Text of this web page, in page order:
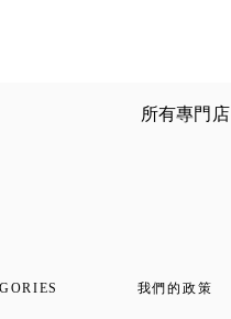
所有專門店
我們的政策